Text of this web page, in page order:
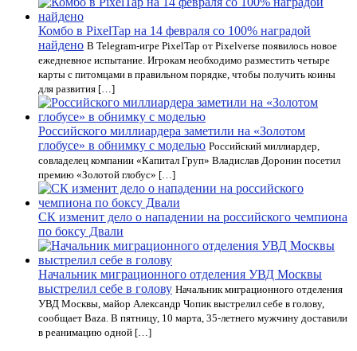
Комбо в PixelTap на 14 февраля со 100% наградой
найдено В Telegram-игре PixelTap от Pixelverse появилось новое
ежедневное испытание. Игрокам необходимо разместить четыре
карты с питомцами в правильном порядке, чтобы получить коины
для развития […]
Российского миллиардера заметили на «Золотом
глобусе» в обнимку с моделью Российский миллиардер,
совладелец компании «Капитал Груп» Владислав Доронин посетил
премию «Золотой глобус» […]
СК изменит дело о нападении на российского чемпиона
по боксу Двали
Начальник миграционного отделения УВД Москвы
выстрелил себе в голову Начальник миграционного отделения
УВД Москвы, майор Александр Чопик выстрелил себе в голову,
сообщает Baza. В пятницу, 10 марта, 35-летнего мужчину доставили
в реанимацию одной […]